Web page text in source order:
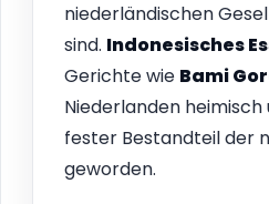
niederländischen
sind. Indonesisches
Gerichte wie Bami
Niederlanden
fester Bestandteil der
geworden.